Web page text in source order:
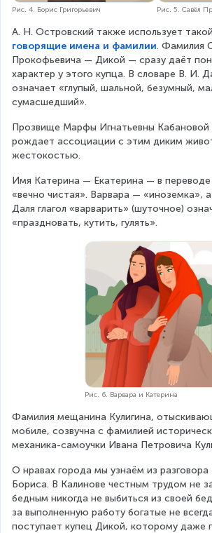
Рис. 4. Борис Григорьевич Рис. 5. Савёл
А. Н. Островский также использует
говорящие имена и фамилии. Фамилия
Прокофьевича — Дикой — сразу даёт
характер у этого купца. В словаре В. И.
означает «глупый, шальной, безумный,
сумасшедший».
Прозвище Марфы Игнатьевны Кабановой
рождает ассоциации с этим диким
жестокостью.
Имя Катерина — Екатерина — в переводе
«вечно чистая». Варвара — «иноземка»,
Даля глагол «варварить» (шуточное)
«праздновать, кутить, гулять».
Рис. 6. Варвара и Катерина
Фамилия мещанина Кулигина,
мобиле, созвучна с фамилией
механика-самоучки Ивана Петровича
О нравах города мы узнаём из разговора
Бориса. В Калинове честным трудом не
бедным никогда не выбиться из своей
за выполненную работу богатые не
поступает купец Дикой, которому даже